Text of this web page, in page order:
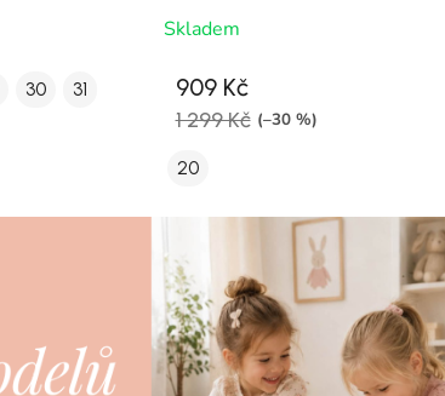
30 31
Skladem
909 Kč
1 299 Kč (–30 %)
20